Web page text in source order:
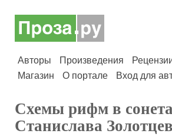
Авторы Произведения
Магазин
О портале Вход для
Схемы рифм в
Станислава